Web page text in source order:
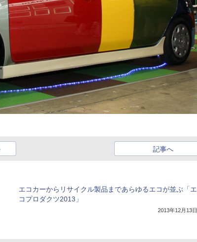
記事へ
エコカーからリサイクル製品まであらゆるエコが並ぶ「エ
コプロダクツ2013」
2013年12月13日